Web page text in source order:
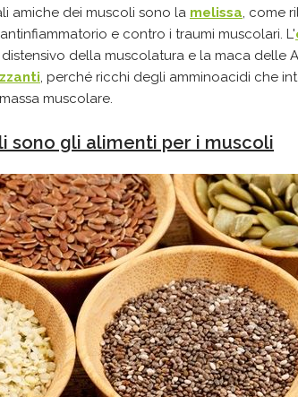
amiche dei muscoli sono la melissa, come
e contro i traumi muscolari. L'
della muscolatura e la maca delle
, perché ricchi degli amminoacidi che
muscolare.
sono gli alimenti per i muscoli